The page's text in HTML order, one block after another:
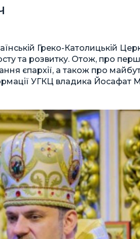
Греко-Католицькій
та розвитку. Отож, про
єпархії, а також про
УГКЦ владика